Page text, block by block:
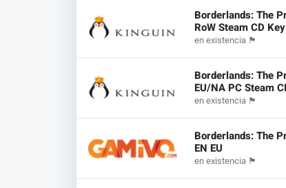
Borderlands: The
RoW Steam CD Key
en existencia 🏴
Borderlands: The
EU/NA PC Steam
en existencia 🏴
Borderlands: The
EN EU
en existencia 🏴